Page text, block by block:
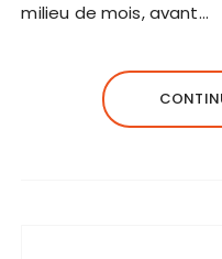
milieu de mois, avant…